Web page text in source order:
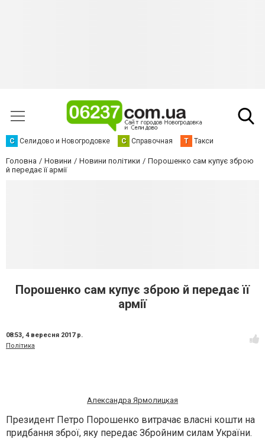
С Селидово и Новогродовке С Справочная Т Такси
Головна Новини Новини політики
Порошенко сам купує зброю
й передає її армії
Порошенко сам купує зброю й передає її
армії
08:53, 4 вересня 2017 р.
Політика
Александра Ярмолицкая
Президент Петро Порошенко витрачає власні кошти на
придбання зброї, яку передає Збройним силам України.